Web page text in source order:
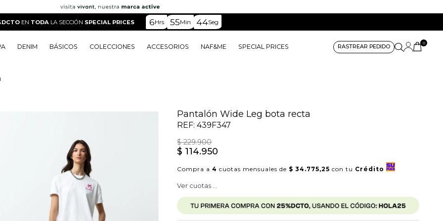
EN TODA LA SECCIÓN SPECIAL PRICES 6Hrs 55Min 43Seg
DENIM BÁSICOS COLECCIONES ACCESORIOS NAF&ME SPECIAL PRICES RASTREAR PEDIDO
0
Pantalón Wide Leg bota recta
REF:439F347
$ 229.900
$ 114.950
Compra a4 cuotas mensuales de $ 34.775,25 con tu Crédito
Ver cuotas ...